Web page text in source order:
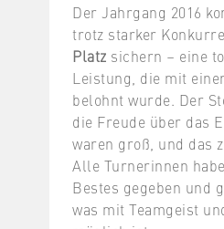
Der Jahrgang 2016
trotz starker
Platz sichern – eine
Leistung, die mit
belohnt wurde. Der
die Freude über das
waren groß, und das
Alle Turnerinnen
Bestes gegeben und
was mit Teamgeist